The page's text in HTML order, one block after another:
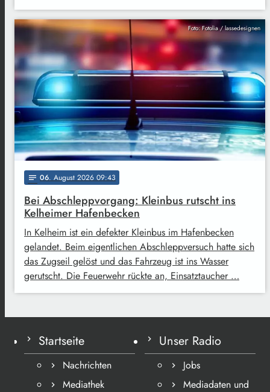
Foto: Fotolia / lassedesignen
notes 06. August 2026 09:43
Bei Abschleppvorgang: Kleinbus rutscht ins
Kelheimer Hafenbecken
In Kelheim ist ein defekter Kleinbus im Hafenbecken
gelandet. Beim eigentlichen Abschleppversuch hatte sich
das Zugseil gelöst und das Fahrzeug ist ins Wasser
gerutscht. Die Feuerwehr rückte an, Einsatztaucher …
Startseite
Nachrichten
Mediathek
Unser Radio
Jobs
Mediadaten und